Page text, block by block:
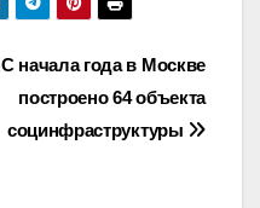
С начала года в Москве
построено 64 объекта
социнфраструктуры